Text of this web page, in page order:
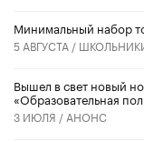
Минимальный набор
5 АВГУСТА /
Вышел в свет новый
«Образовательная
3 ИЮЛЯ / АНОНС